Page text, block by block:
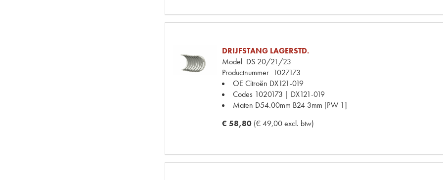
DRIJFSTANG LAGERSTD.
Model DS 20/21/23
Productnummer 1027173
OE Citroën DX121-019
Codes 1020173 | DX121-019
Maten D54.00mm B24 3mm [PW 1]
€ 58,80 (€ 49,00 excl. btw)